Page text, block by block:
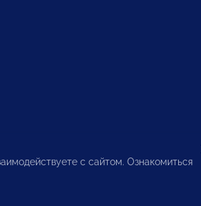
с сайтом. Ознакомиться